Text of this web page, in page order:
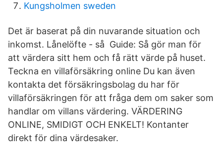
Kungsholmen sweden
Det är baserat på din nuvarande situation och
inkomst. Lånelöfte - så Guide: Så gör man för
att värdera sitt hem och få rätt värde på huset.
Teckna en villaförsäkring online Du kan även
kontakta det försäkringsbolag du har för
villaförsäkringen för att fråga dem om saker som
handlar om villans värdering. VÄRDERING
ONLINE, SMIDIGT OCH ENKELT! Kontanter
direkt för dina värdesaker.